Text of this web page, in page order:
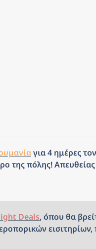
για 4 ημέρες
της πόλης!
Deals, όπου θα